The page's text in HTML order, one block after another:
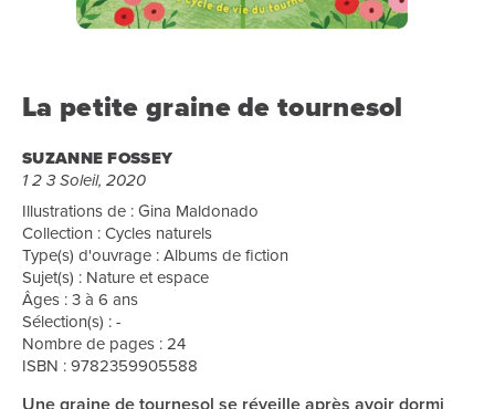
La petite graine de tournesol
SUZANNE FOSSEY
1 2 3 Soleil, 2020
Illustrations de : Gina Maldonado
Collection : Cycles naturels
Type(s) d'ouvrage : Albums de fiction
Sujet(s) : Nature et espace
Âges : 3 à 6 ans
Sélection(s) : -
Nombre de pages : 24
ISBN : 9782359905588